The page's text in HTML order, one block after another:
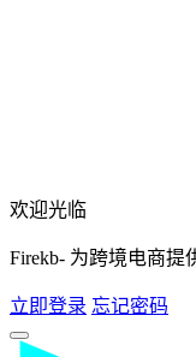
欢迎光临
Firekb- 为跨境电商提
立即登录 忘记密码